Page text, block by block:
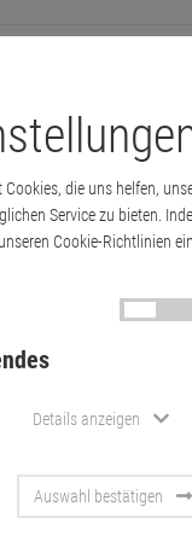
Kabel
256GB SSD (Akku …
Artikel-
Cookies, die uns helfen,
Service zu bieten.
Cookie-Richtlinien
Details anzeigen
Auswahl bestätigen